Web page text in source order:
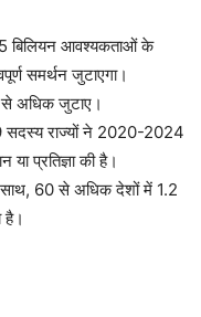
बिलियन आवश्यकताओं के
समर्थन जुटाएगा।
अधिक जुटाए।
सदस्य राज्यों ने 2020-2024
प्रतिज्ञा की है।
60 से अधिक देशों में 1.2
है।